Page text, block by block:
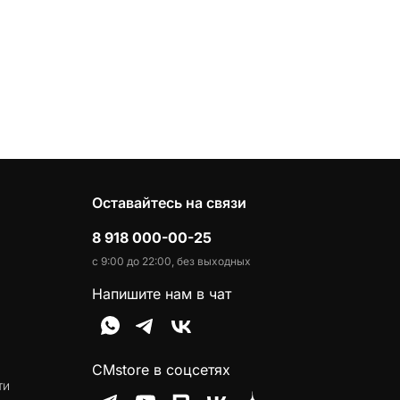
Оставайтесь на связи
8 918 000-00-25
с 9:00 до 22:00, без выходных
Напишите нам в чат
CMstore в соцсетях